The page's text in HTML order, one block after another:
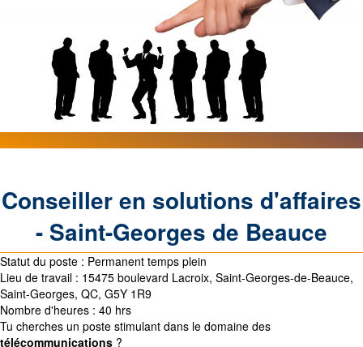
Conseiller en solutions d'affaires
- Saint-Georges de Beauce
Statut du poste : Permanent temps plein
Lieu de travail : 15475 boulevard Lacroix, Saint-Georges-de-Beauce,
Saint-Georges, QC, G5Y 1R9
Nombre d'heures : 40 hrs
Tu cherches un poste stimulant dans le domaine des
télécommunications ?